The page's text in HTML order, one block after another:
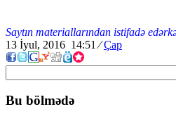
Saytın materiallarından istifadə
13 İyul, 2016 14:51⁄ Çap
Bu bölmədə